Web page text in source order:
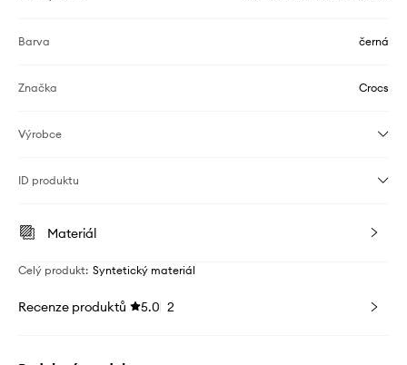
Barva černá
Značka Crocs
Výrobce
ID produktu
Materiál
Celý produkt: Syntetický materiál
Recenze produktů 5.0 2